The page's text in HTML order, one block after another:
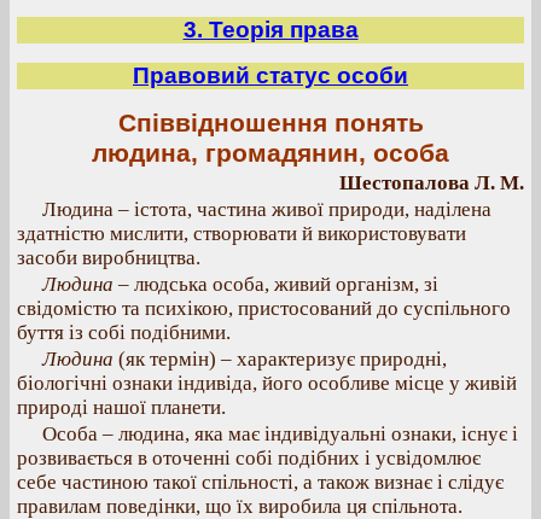
3. Теорія права
Правовий статус особи
Співвідношення понять
людина, громадянин, особа
Шестопалова Л. М.
Людина – істота, частина живої природи, наділена
здатністю мислити, створювати й використовувати
засоби виробництва.
Людина – людська особа, живий організм, зі
свідомістю та психікою, пристосований до суспільного
буття із собі подібними.
Людина (як термін) – характеризує природні,
біологічні ознаки індивіда, його особливе місце у живій
природі нашої планети.
Особа – людина, яка має індивідуальні ознаки, існує і
розвивається в оточенні собі подібних і усвідомлює
себе частиною такої спільності, а також визнає і слідує
правилам поведінки, що їх виробила ця спільнота.